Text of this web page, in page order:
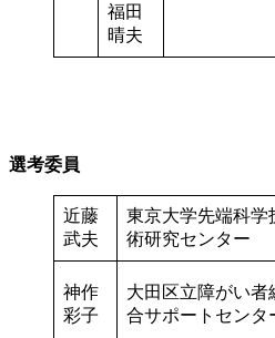
福田
晴夫
選考委員
近藤
武夫
東京大学先端科学
術研究センター
神作
彩子
大田区立障がい者
合サポートセンタ